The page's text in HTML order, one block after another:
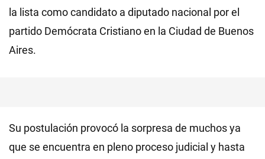
la lista como candidato a diputado nacional por el
partido Demócrata Cristiano en la Ciudad de Buenos
Aires.
Su postulación provocó la sorpresa de muchos ya
que se encuentra en pleno proceso judicial y hasta